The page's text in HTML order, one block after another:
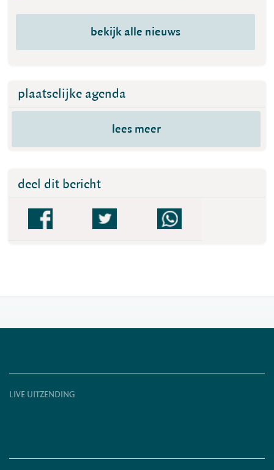
bekijk alle nieuws
plaatselijke agenda
lees meer
deel dit bericht
LIVE UITZENDING